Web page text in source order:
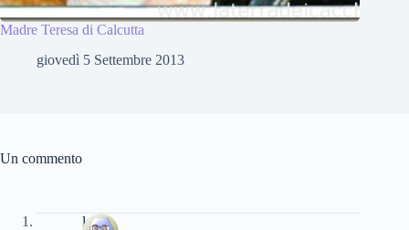
Madre Teresa di Calcutta
giovedì 5 Settembre 2013
Un commento
laura